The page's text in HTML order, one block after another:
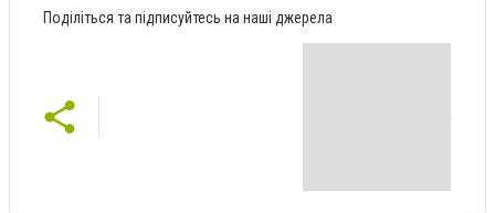
Поділіться та підписуйтесь на наші джерела